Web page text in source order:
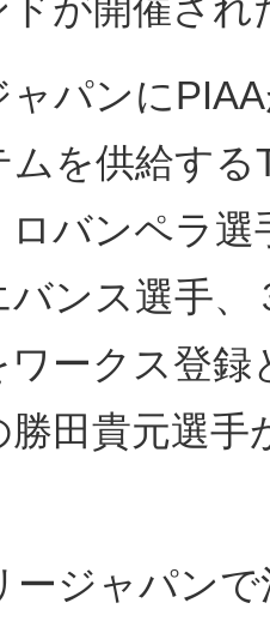
ャパンに
ムを供給す
ロバンペラ
バンス選手
ワークス登
勝田貴元選
ージャパン